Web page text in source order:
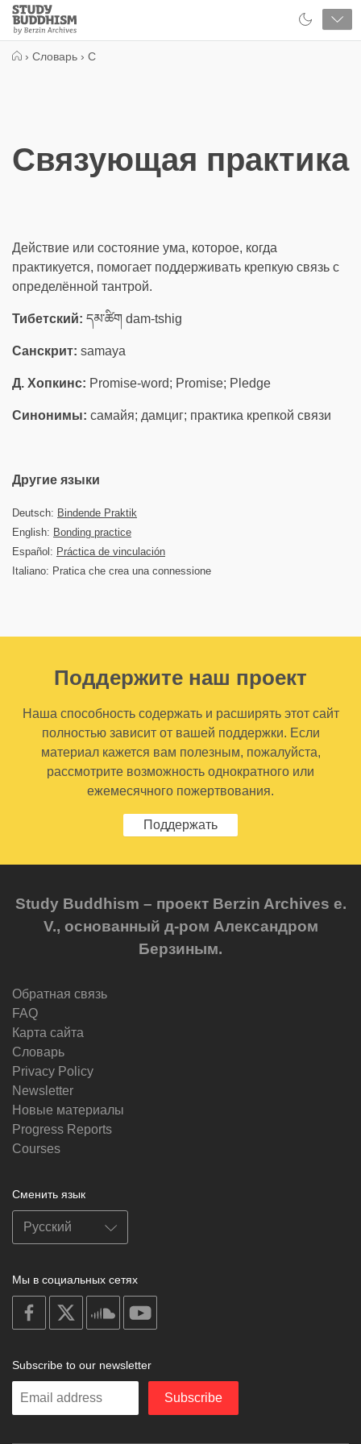
Close
Study
Buddhism
› Словарь › С
Связующая практика
Действие или состояние ума, которое, когда
практикуется, помогает поддерживать крепкую связь с
определённой тантрой.
Тибетский: དམ་ཚིག dam-tshig
Санскрит: samaya
Д. Хопкинс: Promise-word; Promise; Pledge
Синонимы: самайя; дамциг; практика крепкой связи
Другие языки
Deutsch: Bindende Praktik
English: Bonding practice
Español: Práctica de vinculación
Italiano: Pratica che crea una connessione
Поддержите наш проект
Наша способность содержать и расширять этот сайт
полностью зависит от вашей поддержки. Если
материал кажется вам полезным, пожалуйста,
рассмотрите возможность однократного или
ежемесячного пожертвования.
Поддержать
Study Buddhism – проект Berzin Archives e.
V., основанный д-ром Александром
Берзиным.
Обратная связь
FAQ
Карта сайта
Словарь
Privacy Policy
Newsletter
Новые материалы
Progress Reports
Courses
Сменить язык
Мы в социальных сетях
on
facebook
soundcloud
Subscribe to our newsletter
Enter
Subscribe